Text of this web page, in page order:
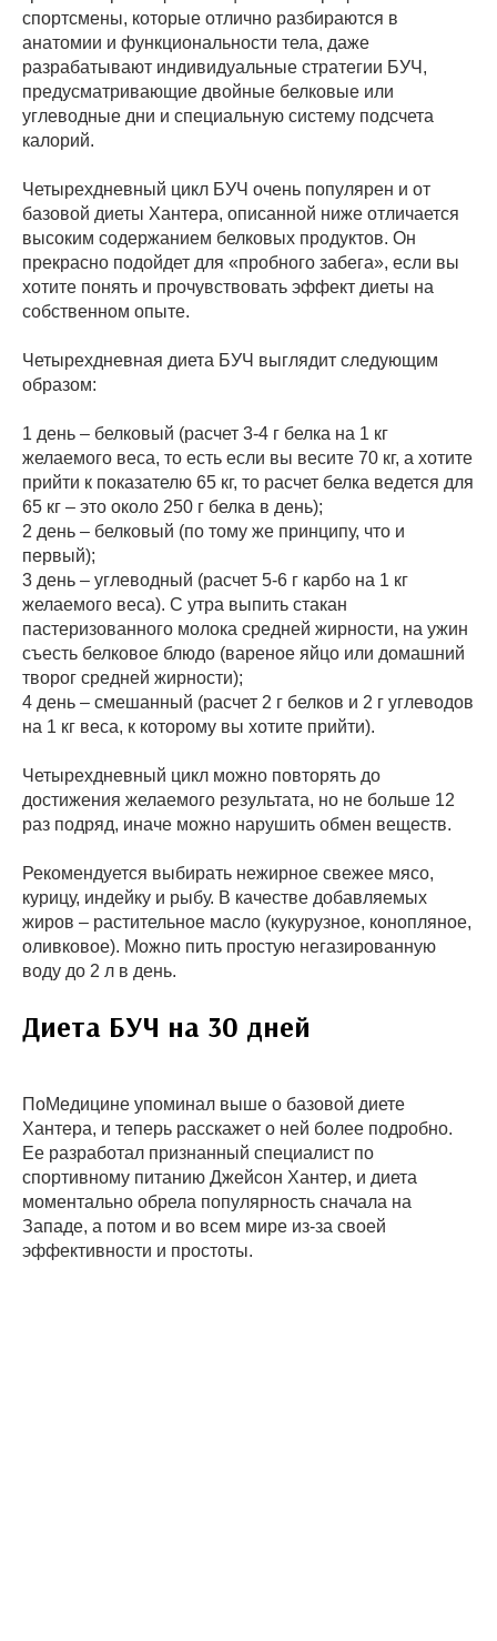
спортсмены, которые отлично разбираются в
анатомии и функциональности тела, даже
разрабатывают индивидуальные стратегии БУЧ,
предусматривающие двойные белковые или
углеводные дни и специальную систему подсчета
калорий.
Четырехдневный цикл БУЧ очень популярен и от
базовой диеты Хантера, описанной ниже отличается
высоким содержанием белковых продуктов. Он
прекрасно подойдет для «пробного забега», если вы
хотите понять и прочувствовать эффект диеты на
собственном опыте.
Четырехдневная диета БУЧ выглядит следующим
образом:
1 день – белковый (расчет 3-4 г белка на 1 кг
желаемого веса, то есть если вы весите 70 кг, а хотите
прийти к показателю 65 кг, то расчет белка ведется для
65 кг – это около 250 г белка в день);
2 день – белковый (по тому же принципу, что и
первый);
3 день – углеводный (расчет 5-6 г карбо на 1 кг
желаемого веса). С утра выпить стакан
пастеризованного молока средней жирности, на ужин
съесть белковое блюдо (вареное яйцо или домашний
творог средней жирности);
4 день – смешанный (расчет 2 г белков и 2 г углеводов
на 1 кг веса, к которому вы хотите прийти).
Четырехдневный цикл можно повторять до
достижения желаемого результата, но не больше 12
раз подряд, иначе можно нарушить обмен веществ.
Рекомендуется выбирать нежирное свежее мясо,
курицу, индейку и рыбу. В качестве добавляемых
жиров – растительное масло (кукурузное, конопляное,
оливковое). Можно пить простую негазированную
воду до 2 л в день.
Диета БУЧ на 30 дней
ПоМедицине упоминал выше о базовой диете
Хантера, и теперь расскажет о ней более подробно.
Ее разработал признанный специалист по
спортивному питанию Джейсон Хантер, и диета
моментально обрела популярность сначала на
Западе, а потом и во всем мире из-за своей
эффективности и простоты.